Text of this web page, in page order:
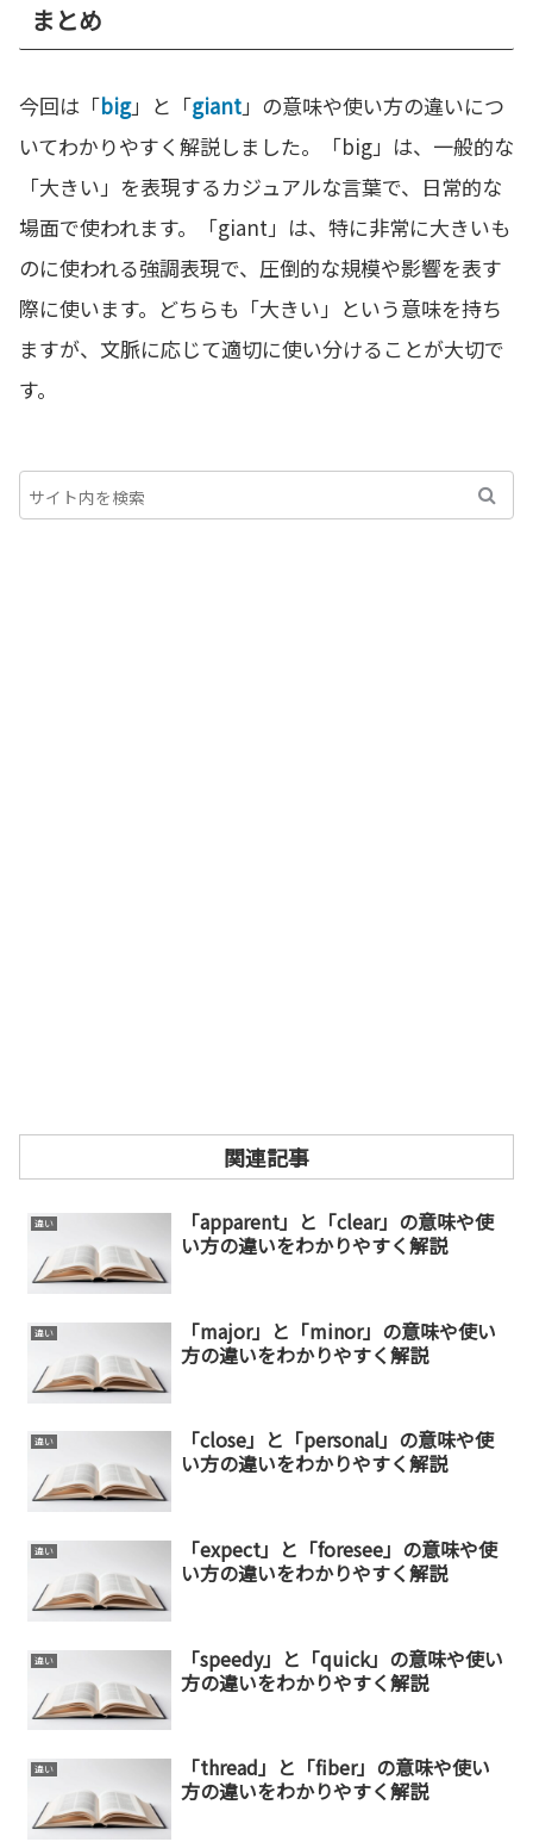
まとめ
今回は「big」と「giant」の意味や使い方の違いにつ
いてわかりやすく解説しました。「big」は、一般的な
「大きい」を表現するカジュアルな言葉で、日常的な
場面で使われます。「giant」は、特に非常に大きいも
のに使われる強調表現で、圧倒的な規模や影響を表す
際に使います。どちらも「大きい」という意味を持ち
ますが、文脈に応じて適切に使い分けることが大切で
す。
関連記事
違い
「apparent」と「clear」の意味や使
い方の違いをわかりやすく解説
違い
「major」と「minor」の意味や使い
方の違いをわかりやすく解説
違い
「close」と「personal」の意味や使
い方の違いをわかりやすく解説
違い
「expect」と「foresee」の意味や使
い方の違いをわかりやすく解説
違い
「speedy」と「quick」の意味や使い
方の違いをわかりやすく解説
違い
「thread」と「fiber」の意味や使い
方の違いをわかりやすく解説